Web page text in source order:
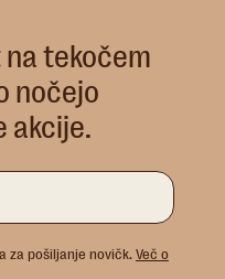
na tekočem
nočejo
akcije.
za pošiljanje novičk. Več o